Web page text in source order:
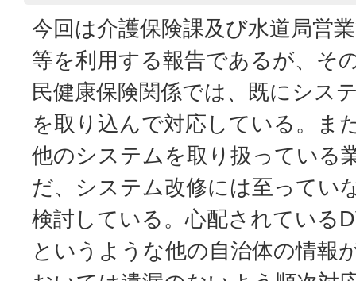
今回は介護保険課及び水道局営
等を利用する報告であるが、そ
民健康保険関係では、既にシス
を取り込んで対応している。ま
他のシステムを取り扱っている
だ、システム改修には至ってい
検討している。心配されている
というような他の自治体の情報